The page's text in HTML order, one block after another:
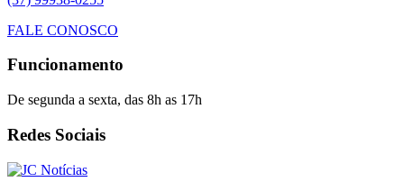
FALE CONOSCO
Funcionamento
De segunda a sexta, das 8h as 17h
Redes Sociais